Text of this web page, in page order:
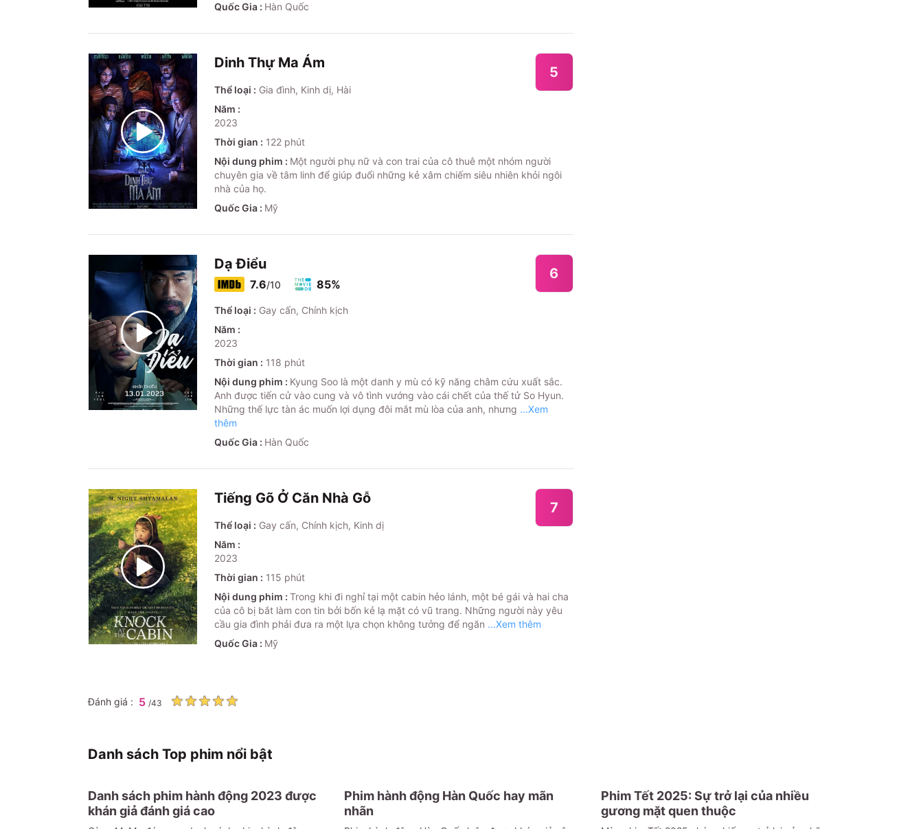
Quốc Gia : Hàn Quốc
Dinh Thự Ma Ám
5
Thể loại : Gia đình, Kinh dị, Hài
Năm :
2023
Thời gian : 122 phút
Nội dung phim : Một người phụ nữ và con trai của cô thuê một nhóm người
chuyên gia về tâm linh để giúp đuổi những kẻ xâm chiếm siêu nhiên khỏi ngôi
nhà của họ.
Quốc Gia : Mỹ
Dạ Điểu
7.6/10 85%
6
Thể loại : Gay cấn, Chính kịch
Năm :
2023
Thời gian : 118 phút
Nội dung phim : Kyung Soo là một danh y mù có kỹ năng châm cứu xuất sắc.
Anh được tiến cử vào cung và vô tình vướng vào cái chết của thế tử So Hyun.
Những thế lực tàn ác muốn lợi dụng đôi mắt mù lòa của anh, nhưng ...Xem
thêm
Quốc Gia : Hàn Quốc
Tiếng Gõ Ở Căn Nhà Gỗ
7
Thể loại : Gay cấn, Chính kịch, Kinh dị
Năm :
2023
Thời gian : 115 phút
Nội dung phim : Trong khi đi nghỉ tại một cabin hẻo lánh, một bé gái và hai cha
của cô bị bắt làm con tin bởi bốn kẻ lạ mặt có vũ trang. Những người này yêu
cầu gia đình phải đưa ra một lựa chọn không tưởng để ngăn ...Xem thêm
Quốc Gia : Mỹ
Đánh giá : 5 /43
Danh sách Top phim nổi bật
Danh sách phim hành động 2023 được
khán giả đánh giá cao
Phim hành động Hàn Quốc hay mãn
nhãn
Phim Tết 2025: Sự trở lại của nhiều
gương mặt quen thuộc